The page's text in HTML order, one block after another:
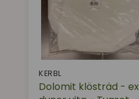
KERBL
Dolomit klösträd -